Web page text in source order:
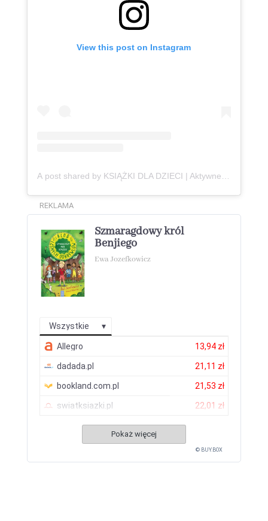
View this post on Instagram
A post shared by KSIĄŻKI DLA DZIECI | Aktywne Czytanie | Anna Jankowska (@ksiazki_aktywneczytanie)
REKLAMA
Szmaragdowy król
Benjiego
Ewa Jozefkowicz
Wszystkie
Allegro 13,94 zł
dadada.pl 21,11 zł
bookland.com.pl 21,53 zł
swiatksiazki.pl 22,01 zł
Pokaż więcej
© BUY.BOX